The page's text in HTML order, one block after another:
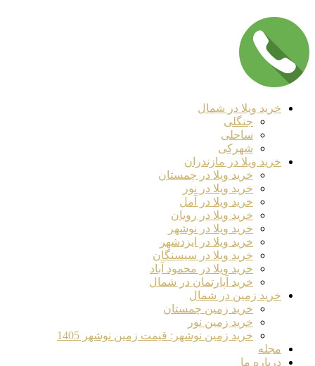
خرید ویلا در شمال
جنگلی
ساحلی
شهرکی
خرید ویلا در مازندران
خرید ویلا در چمستان
خرید ویلا در نور
خرید ویلا در آمل
خرید ویلا در رویان
خرید ویلا در نوشهر
خرید ویلا در ایزدشهر
خرید ویلا در سیسنگان
خرید ویلا در محمود آباد
خرید آپارتمان در شمال
خرید زمین در شمال
خرید زمین چمستان
خرید زمین نور
خرید زمین نوشهر: قیمت زمین نوشهر 1405
مجله
درباره ما